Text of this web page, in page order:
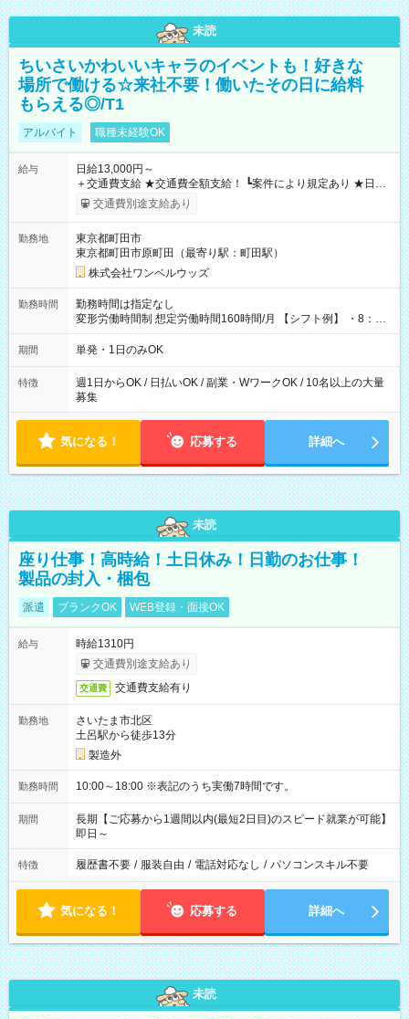
未読
ちいさいかわいいキャラのイベントも！好きな
場所で働ける☆来社不要！働いたその日に給料
もらえる◎/T1
アルバイト 職種未経験OK
給与
日給13,000円～
＋交通費支給 ★交通費全額支給！ ┗案件により規定あり ★日払
いOK！（規定あり） ┗働いたその日に現金GET♪ お仕事後はコ
ンビニATMから 日払い分を引き落とせます！ 【試用期間】試
交通費別途支給あり
勤務地
東京都町田市
東京都町田市原町田（最寄り駅：町田駅）
株式会社ワンベルウッズ
勤務時間
勤務時間は指定なし
変形労働時間制 想定労働時間160時間/月 【シフト例】 ・8：00
～21：00
期間 単発・1日のみOK
特徴
週1日からOK / 日払いOK / 副業・WワークOK / 10名以上の大量
募集
気になる！ 応募する 詳細へ
未読
座り仕事！高時給！土日休み！日勤のお仕事！
製品の封入・梱包
派遣 ブランクOK WEB登録・面接OK
給与
時給1310円
交通費別途支給あり
交通費 交通費支給有り
勤務地
さいたま市北区
土呂駅から徒歩13分
製造外
勤務時間 10:00～18:00 ※表記のうち実働7時間です。
期間
長期【ご応募から1週間以内(最短2日目)のスピード就業が可能】
即日～
特徴 履歴書不要 / 服装自由 / 電話対応なし / パソコンスキル不要
気になる！ 応募する 詳細へ
未読